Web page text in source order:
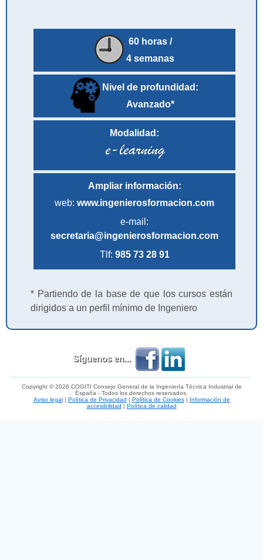
60 horas /
4 semanas
Nivel de profundidad:
Avanzado*
Modalidad:
Ampliar información:
web: www.ingenierosformacion.com
e-mail:
secretaria@ingenierosformacion.com
Tlf: 985 73 28 91
* Partiendo de la base de que los cursos están
dirigidos a un perfil mínimo de Ingeniero
Síguenos en...
Copyright © 2026 COGITI Consejo General de la Ingeniería Técnica Industrial de
España - Todos los derechos reservados.
Aviso legal
Política de Privacidad Política de Cookies|
Información de
accesibilidad
Política de calidad